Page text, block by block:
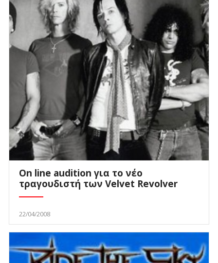
On line audition για το νέο
τραγουδιστή των Velvet Revolver
22/04/2008